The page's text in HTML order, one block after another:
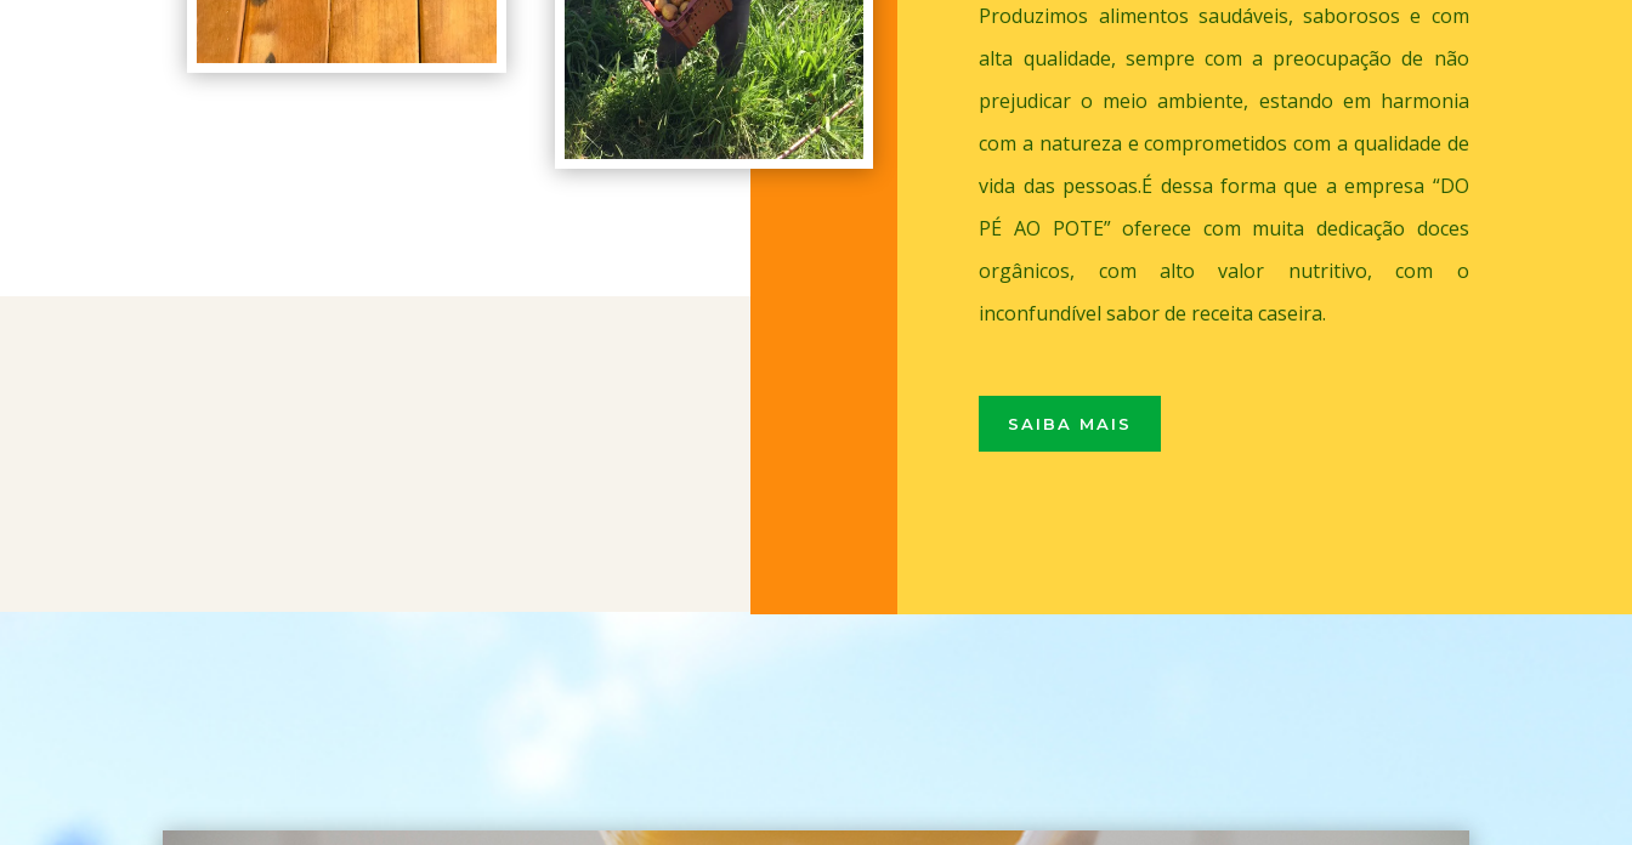
Produzimos alimentos saudáveis, saborosos e com
alta qualidade, sempre com a preocupação de não
prejudicar o meio ambiente, estando em harmonia
com a natureza e comprometidos com a qualidade de
vida das pessoas.É dessa forma que a empresa “DO
PÉ AO POTE” oferece com muita dedicação doces
orgânicos, com alto valor nutritivo, com o
inconfundível sabor de receita caseira.
SAIBA MAIS